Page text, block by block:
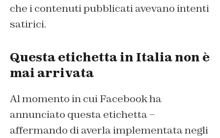
che i contenuti pubblicati avevano intenti
satirici.
Questa etichetta in Italia non è
mai arrivata
Al momento in cui Facebook ha
annunciato questa etichetta –
affermando di averla implementata negli